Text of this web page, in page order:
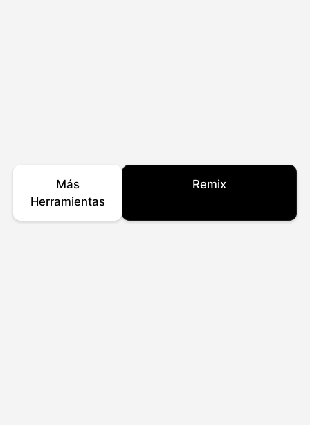
Más
Herramientas
Remix